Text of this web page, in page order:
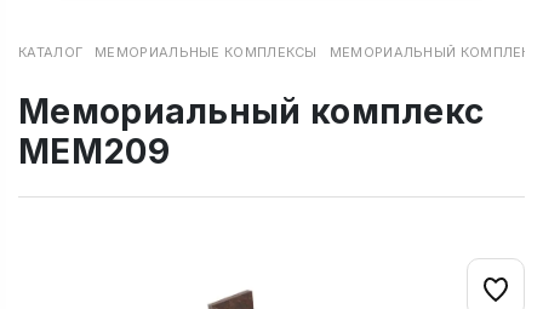
КАТАЛОГ МЕМОРИАЛЬНЫЕ КОМПЛЕКСЫ МЕМОРИАЛЬНЫЙ
Мемориальный комплекс
МЕМ209